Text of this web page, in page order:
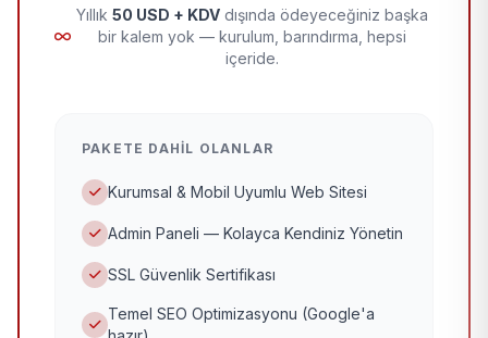
Yıllık 50 USD + KDV dışında ödeyeceğiniz başka
bir kalem yok — kurulum, barındırma, hepsi
içeride.
PAKETE DAHIL OLANLAR
Kurumsal & Mobil Uyumlu Web Sitesi
Admin Paneli — Kolayca Kendiniz Yönetin
SSL Güvenlik Sertifikası
Temel SEO Optimizasyonu (Google'a